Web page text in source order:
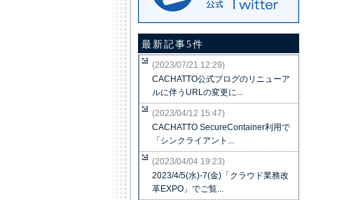
最新記事5件
(2023/07/21 12:29)
CACHATTO公式ブログのリニューア
ルに伴うURLの変更に...
(2023/04/12 15:47)
CACHATTO SecureContainer利用で
「シンクライアント...
(2023/04/04 19:23)
2023/4/5(水)-7(金)「クラウド業務改
革EXPO」でご覧...